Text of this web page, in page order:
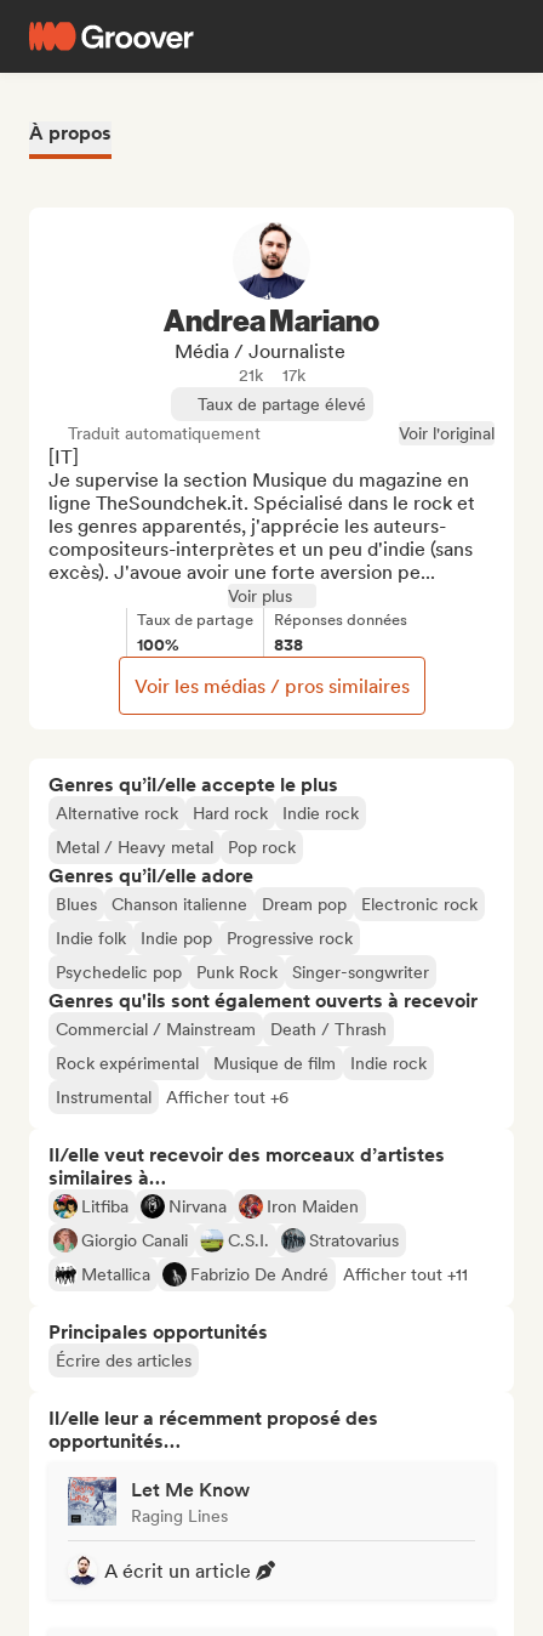
À propos
Genres qu’il/elle accepte le plus
Alternative rock Hard rock
Indie rock
Metal / Heavy metal
Pop rock
Genres qu’il/elle adore
Blues Chanson italienne Dream pop
Electronic rock
Indie folk
Indie pop
Progressive rock
Psychedelic pop
Punk Rock Singer-songwriter
Genres qu'ils sont également ouverts à recevoir
Commercial / Mainstream
Death / Thrash
Rock expérimental
Musique de film
Indie rock
Instrumental
Afficher tout +6
Il/elle veut recevoir des morceaux d’artistes
similaires à…
Litfiba Nirvana
Iron Maiden
Giorgio Canali
C.S.I.
Stratovarius
Metallica
Fabrizio De André Afficher tout +11
Principales opportunités
Écrire des articles
Il/elle leur a récemment proposé des
opportunités…
Let Me Know
Raging Lines
A écrit un article
Andrea Mariano
Média / Journaliste
21k
17k
Taux de partage élevé
Traduit automatiquement
Voir l'original
[IT]
Je supervise la section Musique du magazine en
ligne TheSoundchek.it. Spécialisé dans le rock et
les genres apparentés, j'apprécie les auteurs-
compositeurs-interprètes et un peu d'indie (sans
excès). J'avoue avoir une forte aversion pe...
Voir plus
Taux de partage
100%
Réponses données
838
Voir les médias / pros similaires